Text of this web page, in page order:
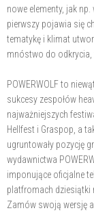
nowe elementy, jak np.
pierwszy pojawia się
tematykę i klimat
mnóstwo do odkrycia,
POWERWOLF to
sukcesy zespołów
najważniejszych
Hellfest i Graspop, a
ugruntowały pozycję
wydawnictwa
imponujące oficjalne
platfromach dziesiątki
Zamów swoją wersję